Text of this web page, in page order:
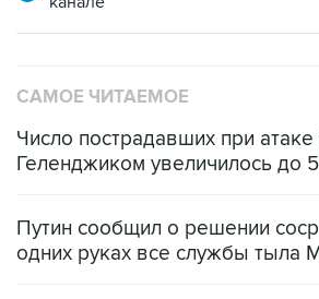
Число пострадавших при
Путин сообщил о решении
ФСБ сообщила о задержании в